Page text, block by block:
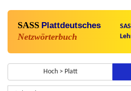
SASS Plattdeutsches
Netzwörterbuch
Hoch > Platt